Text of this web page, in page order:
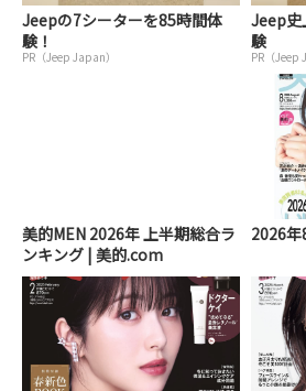
Jeepの7シーターを85時間体
験！
PR（Jeep Japan）
Jeep史
験
PR（Jeep
美的MEN 2026年 上半期総合ラ
ンキング | 美的.com
2026